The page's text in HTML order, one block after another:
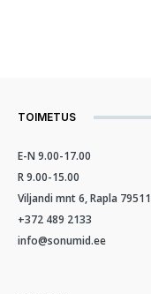
TOIMETUS
E-N 9.00-17.00
R 9.00-15.00
Viljandi mnt 6, Rapla 79511
+372 489 2133
info@sonumid.ee